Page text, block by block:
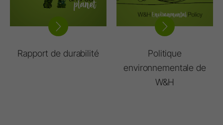
Rapport de durabilité
Politique
environnementale de
W&H